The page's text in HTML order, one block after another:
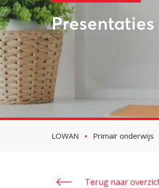
Presentaties
LOWAN Primair onderwijs
Terug naar